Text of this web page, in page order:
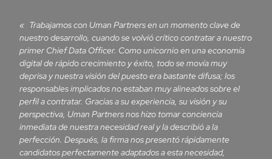
Trabajamos con Uman Partners en un momento clave de
nuestro desarrollo, cuando se volvió crítico contratar a nuestro
primer Chief Data Officer. Como unicornio en una economía
digital de rápido crecimiento y éxito, todo se movía muy
deprisa y nuestra visión del puesto era bastante difusa; los
responsables implicados no estaban muy alineados sobre el
perfil a contratar. Gracias a su experiencia, su visión y su
perspectiva, Uman Partners nos hizo tomar conciencia
inmediata de nuestra necesidad real y la describió a la
perfección. Después, la firma nos presentó rápidamente
candidatos perfectamente adaptados a esta necesidad,